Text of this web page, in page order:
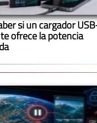
si un cargador
ofrece la potencia